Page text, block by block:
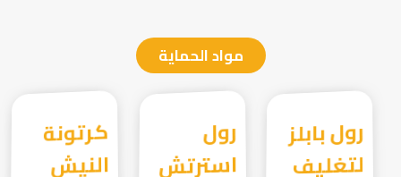
مواد الحماية
رول بابلز
لتغليف رول
استرتش كرتونة
النيش